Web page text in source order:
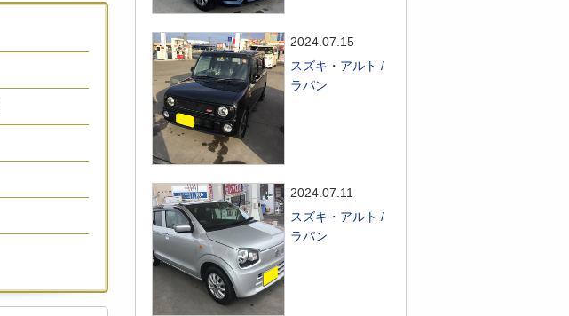
2024.07.15
スズキ・アルト /
ラパン
2024.07.11
スズキ・アルト /
ラパン